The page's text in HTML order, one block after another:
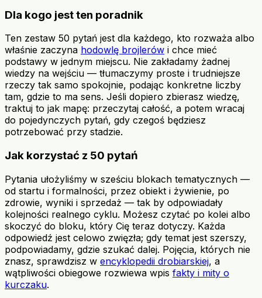
Dla kogo jest ten poradnik
Ten zestaw 50 pytań jest dla każdego, kto rozważa albo
właśnie zaczyna hodowlę brojlerów i chce mieć
podstawy w jednym miejscu. Nie zakładamy żadnej
wiedzy na wejściu — tłumaczymy proste i trudniejsze
rzeczy tak samo spokojnie, podając konkretne liczby
tam, gdzie to ma sens. Jeśli dopiero zbierasz wiedzę,
traktuj to jak mapę: przeczytaj całość, a potem wracaj
do pojedynczych pytań, gdy czegoś będziesz
potrzebować przy stadzie.
Jak korzystać z 50 pytań
Pytania ułożyliśmy w sześciu blokach tematycznych —
od startu i formalności, przez obiekt i żywienie, po
zdrowie, wyniki i sprzedaż — tak by odpowiadały
kolejności realnego cyklu. Możesz czytać po kolei albo
skoczyć do bloku, który Cię teraz dotyczy. Każda
odpowiedź jest celowo zwięzła; gdy temat jest szerszy,
podpowiadamy, gdzie szukać dalej. Pojęcia, których nie
znasz, sprawdzisz w encyklopedii drobiarskiej, a
wątpliwości obiegowe rozwiewa wpis fakty i mity o
kurczaku.